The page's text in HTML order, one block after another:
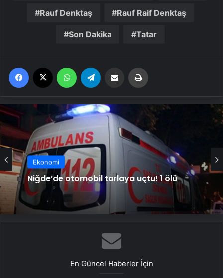
Rauf Denktaş Rauf Raif Denktaş
Son Dakika Tatar
Facebook WhatsApp Email'den paylaş
Ekonomi
Niğde’de otomobil tarlaya uçtu! 1 ölü
En Güncel Haberler İçin